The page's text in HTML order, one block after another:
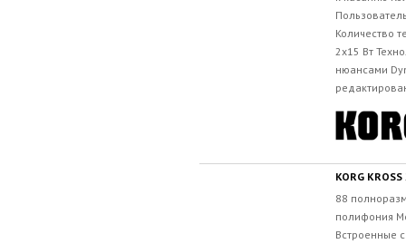
Количество
2x15 Вт
нюансами
KORG
88
полифония
Встроенные